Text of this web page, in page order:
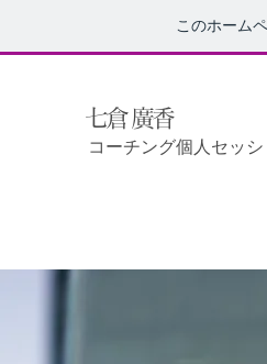
このホーム
​七倉 廣香
コーチング個人セッシ